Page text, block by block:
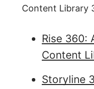
Content Library
Rise 360:
Content
Storyline